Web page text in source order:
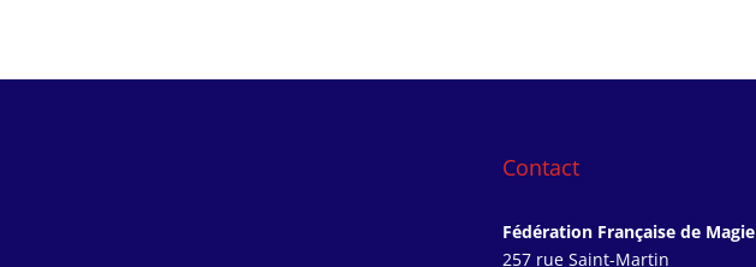
Contact
Fédération Française de Magie
257 rue Saint-Martin